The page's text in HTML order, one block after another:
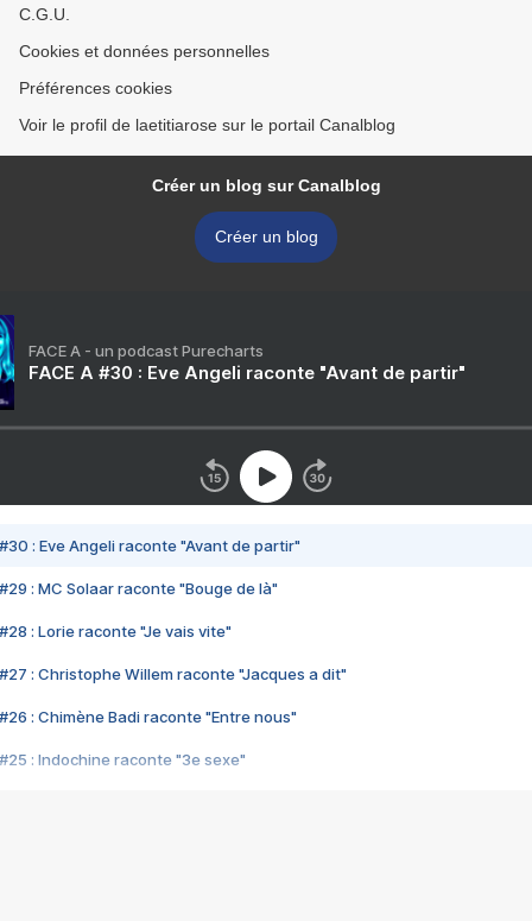
C.G.U.
Cookies et données personnelles
Préférences cookies
Voir le profil de laetitiarose sur le portail Canalblog
Créer un blog sur Canalblog
Créer un blog
FACE A - un podcast Purecharts
FACE A #30 : Eve Angeli raconte "Avant de partir"
#30 : Eve Angeli raconte "Avant de partir"
#29 : MC Solaar raconte "Bouge de là"
#28 : Lorie raconte "Je vais vite"
#27 : Christophe Willem raconte "Jacques a dit"
#26 : Chimène Badi raconte "Entre nous"
#25 : Indochine raconte "3e sexe"